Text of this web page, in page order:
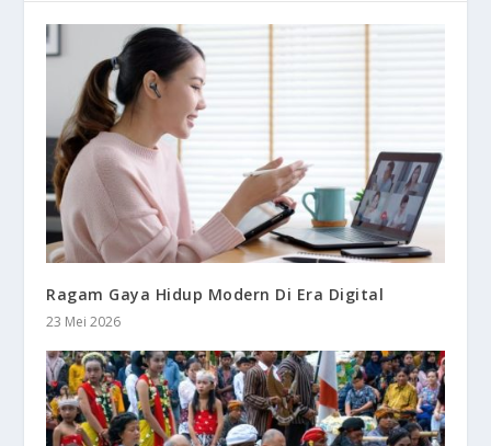
Ragam Gaya Hidup Modern Di Era Digital
23 Mei 2026